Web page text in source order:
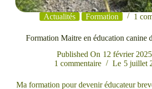
Actualités Formation 1
Formation Maitre en éducation canine
Published On 12 février 2025
1 commentaire
Le 5 juillet
Ma formation pour devenir éducateur